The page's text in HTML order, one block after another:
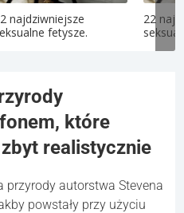
najdziwniejsze
fetysze.
22
które
realistycznie
przyrody autorstwa Stevena
powstały przy użyciu